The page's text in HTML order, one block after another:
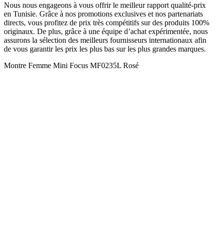
Nous nous engageons à vous offrir le meilleur rapport qualité-prix
en Tunisie. Grâce à nos promotions exclusives et nos partenariats
directs, vous profitez de prix très compétitifs sur des produits 100%
originaux. De plus, grâce à une équipe d’achat expérimentée, nous
assurons la sélection des meilleurs fournisseurs internationaux afin
de vous garantir les prix les plus bas sur les plus grandes marques.
Montre Femme Mini Focus MF0235L Rosé